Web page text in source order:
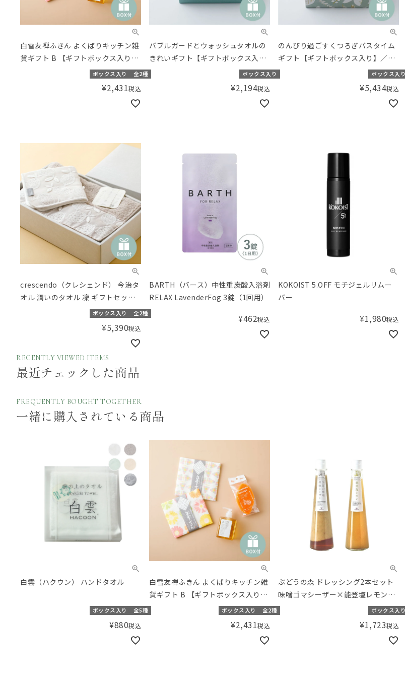
白雪友禅ふきん よくばりキッチン雑
貨ギフト B 【ギフトボックス入り】
／Amingオリジナルセットボックス入り 全2種
¥2,431税込
バブルガードとウォッシュタオルの
きれいギフト【ギフトボックス入
り】／Amingオリジナルセットボックス入り
¥2,194税込
のんびり過ごすくつろぎバスタイム
ギフト【ギフトボックス入り】／
Amingオリジナルセット
ボックス入り
¥5,434税込
crescendo（クレシェンド） 今治タ
オル 潤いのタオル 凜 ギフトセット
（フェイスタオル・タオルハンカ
チ）【ギフトボックス入り】／
ボックス入り 全2種
¥5,390税込
BARTH（バース）中性重炭酸入浴剤
RELAX LavenderFog 3錠（1回用）
¥462税込
KOKOIST 5.OFF モチジェルリムー
バー
¥1,980税込
RECENTLY VIEWED ITEMS
最近チェックした商品
FREQUENTLY BOUGHT TOGETHER
一緒に購入されている商品
白雲（ハクウン） ハンドタオル
ボックス入り 全5種
¥880税込
白雪友禅ふきん よくばりキッチン雑
貨ギフト B 【ギフトボックス入り】
／Amingオリジナルセットボックス入り 全2種
¥2,431税込
ぶどうの森 ドレッシング2本セット
味噌ゴマシーザー×能登塩レモン
【ギフトボックス入り】／Amingオ
ボックス入り
¥1,723税込